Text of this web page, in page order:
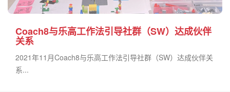
Coach8与乐高工作法引导社群（SW）达成伙伴
关系
2021年11月Coach8与乐高工作法引导社群（SW）达成伙伴关
系...